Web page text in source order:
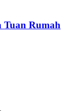
Tuan Rumah